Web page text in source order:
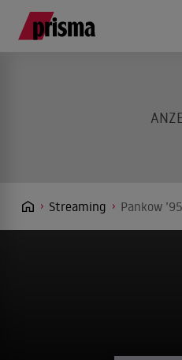
Streaming Pankow